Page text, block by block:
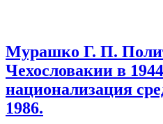
Мурашко Г. П.
Чехословакии в
национализация
1986.